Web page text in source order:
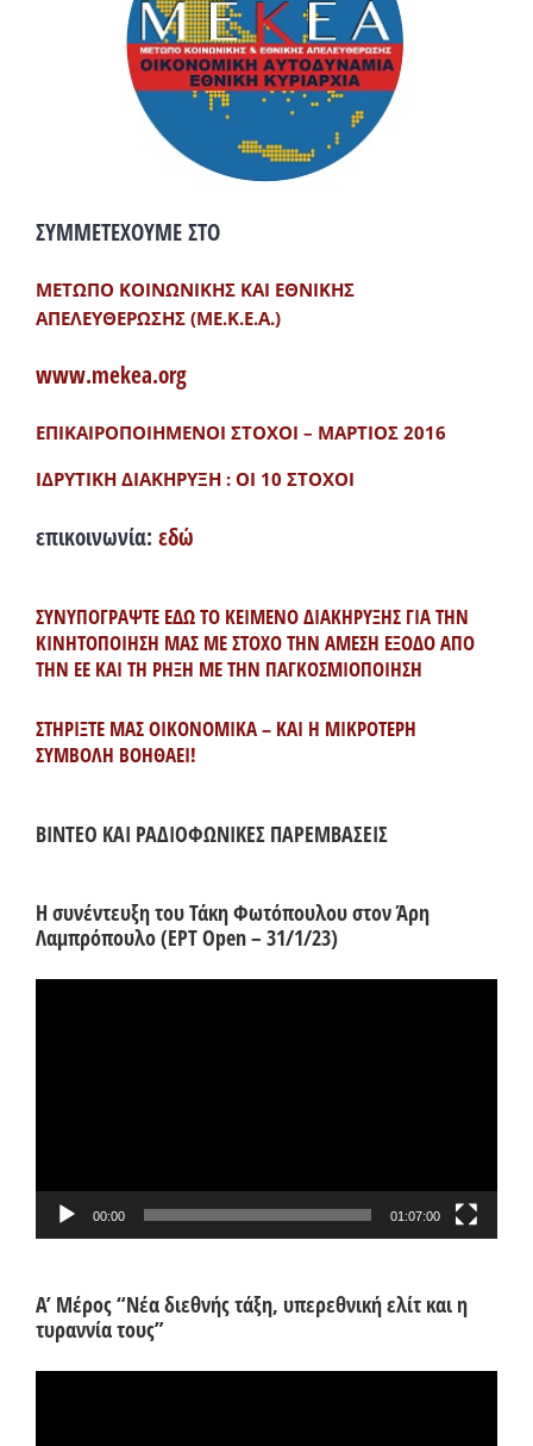
ΣΥΜΜΕΤΕΧΟΥΜΕ ΣΤΟ
ΜΕΤΩΠΟ ΚΟΙΝΩΝΙΚΗΣ ΚΑΙ ΕΘΝΙΚΗΣ
ΑΠΕΛΕΥΘΕΡΩΣΗΣ (ΜΕ.Κ.Ε.Α.)
www.mekea.org
ΕΠΙΚΑΙΡΟΠΟΙΗΜΕΝΟΙ ΣΤΟΧΟΙ – ΜΑΡΤΙΟΣ 2016
ΙΔΡΥΤΙΚΗ ΔΙΑΚΗΡΥΞΗ : ΟΙ 10 ΣΤΟΧΟΙ
επικοινωνία: εδώ
ΣΥΝΥΠΟΓΡΑΨΤΕ ΕΔΩ ΤΟ ΚΕΙΜΕΝΟ ΔΙΑΚΗΡΥΞΗΣ ΓΙΑ ΤΗΝ
ΚΙΝΗΤΟΠΟΙΗΣΗ ΜΑΣ ΜΕ ΣΤΟΧΟ ΤΗΝ ΑΜΕΣΗ ΕΞΟΔΟ ΑΠΟ
ΤΗΝ ΕΕ ΚΑΙ ΤΗ ΡΗΞΗ ΜΕ ΤΗΝ ΠΑΓΚΟΣΜΙΟΠΟΙΗΣΗ
ΣΤΗΡΙΞΤΕ ΜΑΣ ΟΙΚΟΝΟΜΙΚΑ – ΚΑΙ Η ΜΙΚΡΟΤΕΡΗ
ΣΥΜΒΟΛΗ ΒΟΗΘΑΕΙ!
ΒΙΝΤΕΟ ΚΑΙ ΡΑΔΙΟΦΩΝΙΚΕΣ ΠΑΡΕΜΒΑΣΕΙΣ
Η συνέντευξη του Τάκη Φωτόπουλου στον Άρη
Λαμπρόπουλο (ΕΡΤ Open – 31/1/23)
00:00 01:07:00
Α’ Μέρος “Νέα διεθνής τάξη, υπερεθνική ελίτ και η
τυραννία τους”